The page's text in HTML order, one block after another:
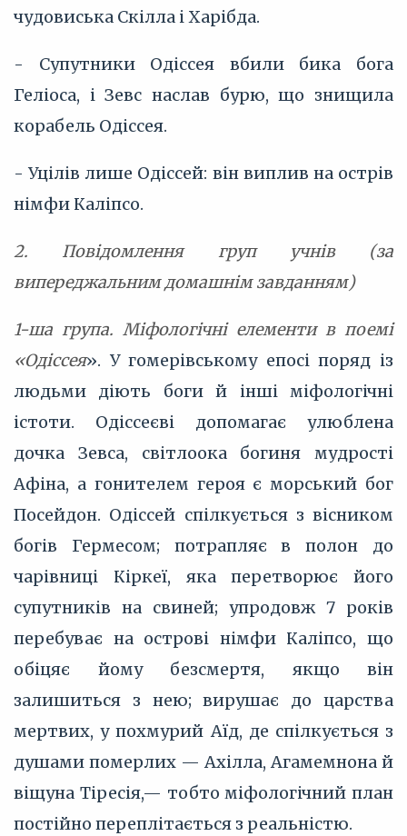
чудовиська Скілла і Харібда.
- Супутники Одіссея вбили бика бога
Геліоса, і Зевс наслав бурю, що знищила
корабель Одіссея.
- Уцілів лише Одіссей: він виплив на острів
німфи Каліпсо.
2. Повідомлення груп учнів (за
випереджальним домашнім завданням)
1-ша група. Міфологічні елементи в поемі
«Одіссея». У гомерівському епосі поряд із
людьми діють боги й інші міфологічні
істоти. Одіссеєві допомагає улюблена
дочка Зевса, світлоока богиня мудрості
Афіна, а гонителем героя є морський бог
Посейдон. Одіссей спілкується з вісником
богів Гермесом; потрапляє в полон до
чарівниці Кіркеї, яка перетворює його
супутників на свиней; упродовж 7 років
перебуває на острові німфи Каліпсо, що
обіцяє йому безсмертя, якщо він
залишиться з нею; вирушає до царства
мертвих, у похмурий Аїд, де спілкується з
душами померлих — Ахілла, Агамемнона й
віщуна Тіресія,— тобто міфологічний план
постійно переплітається з реальністю.